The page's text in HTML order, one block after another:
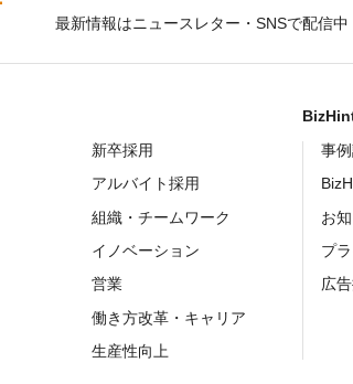
最新情報はニュースレター・SNSで配信中
新卒採用
アルバイト採用
組織・チームワーク
イノベーション
営業
働き方改革・キャリア
生産性向上
事
お
プ
広